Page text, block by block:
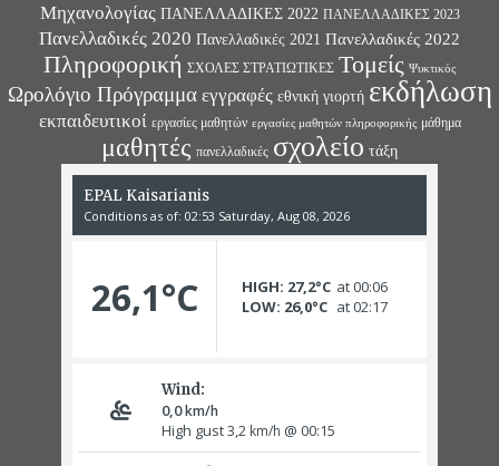
Μηχανολογίας ΠΑΝΕΛΛΑΔΙΚΕΣ 2022 ΠΑΝΕΛΛΑΔΙΚΕΣ 2023
Πανελλαδικές 2020 Πανελλαδικές 2021 Πανελλαδικές 2022
Πληροφορική ΣΧΟΛΕΣ ΣΤΡΑΤΙΩΤΙΚΕΣ Τομείς Ψυκτικός
Ωρολόγιο Πρόγραμμα εγγραφές εθνική γιορτή εκδήλωση
εκπαιδευτικοί εργασίες μαθητών εργασίες μαθητών πληροφορικής μάθημα
μαθητές πανελλαδικές σχολείο τάξη